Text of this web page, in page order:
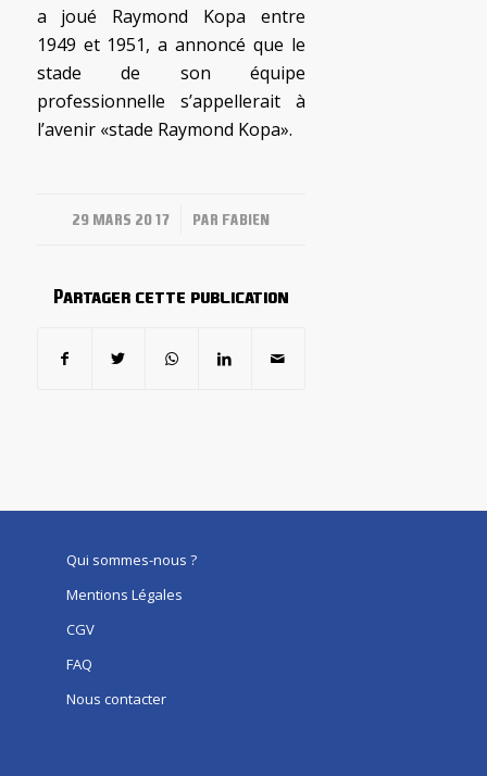
a joué Raymond Kopa entre
1949 et 1951, a annoncé que le
stade de son équipe
professionnelle s’appellerait à
l’avenir «stade Raymond Kopa».
29 MARS 2017
/ PAR FABIEN
Partager cette publication
Qui sommes-nous ?
Mentions Légales
CGV
FAQ
Nous contacter